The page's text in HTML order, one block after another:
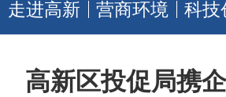
走进高新
营商环境 科技
高新区投促局携